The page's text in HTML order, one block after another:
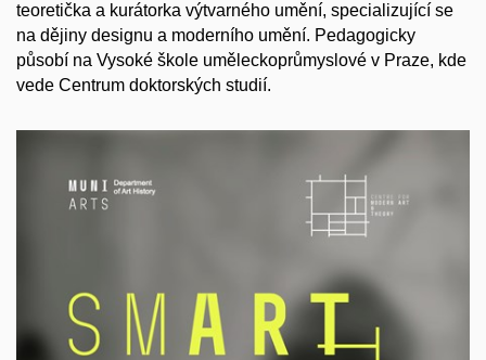
teoretička a kurátorka výtvarného umění, specializující se
na dějiny designu a moderního umění. Pedagogicky
působí na Vysoké škole uměleckoprůmyslové v Praze, kde
vede Centrum doktorských studií.